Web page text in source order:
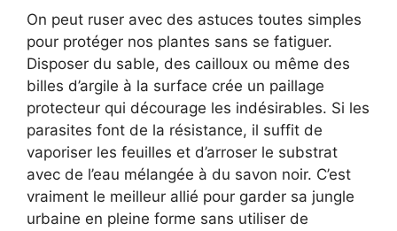
On peut ruser avec des astuces toutes simples
pour protéger nos plantes sans se fatiguer.
Disposer du sable, des cailloux ou même des
billes d’argile à la surface crée un paillage
protecteur qui décourage les indésirables. Si les
parasites font de la résistance, il suffit de
vaporiser les feuilles et d’arroser le substrat
avec de l’eau mélangée à du savon noir. C’est
vraiment le meilleur allié pour garder sa jungle
urbaine en pleine forme sans utiliser de